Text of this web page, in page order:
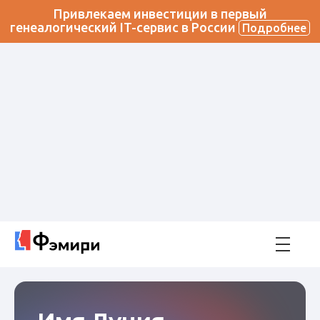
Привлекаем инвестиции в первый
генеалогический IT-сервис в России
Подробнее